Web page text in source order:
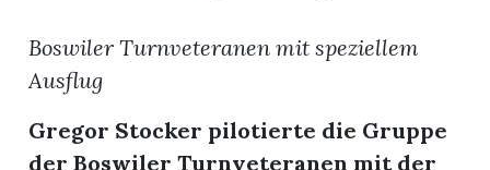
Boswiler Turnveteranen mit speziellem
Ausflug
Gregor Stocker pilotierte die Gruppe
der Boswiler Turnveteranen mit der